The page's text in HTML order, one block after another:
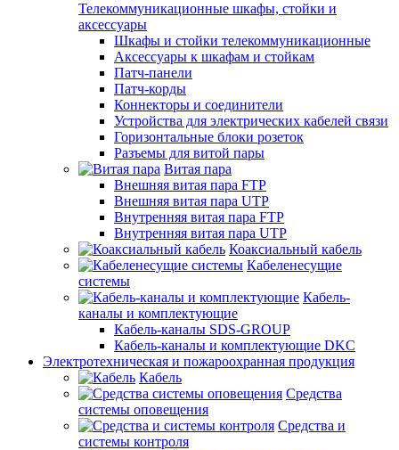
Телекоммуникационные шкафы, стойки и
аксессуары
Шкафы и стойки телекоммуникационные
Аксессуары к шкафам и стойкам
Патч-панели
Патч-корды
Коннекторы и соединители
Устройства для электрических кабелей связи
Горизонтальные блоки розеток
Разъемы для витой пары
Витая пара
Внешняя витая пара FTP
Внешняя витая пара UTP
Внутренняя витая пара FTP
Внутренняя витая пара UTP
Коаксиальный кабель
Кабеленесущие
системы
Кабель-
каналы и комплектующие
Кабель-каналы SDS-GROUP
Кабель-каналы и комплектующие DKC
Электротехническая и пожароохранная продукция
Кабель
Средства
системы оповещения
Средства и
системы контроля